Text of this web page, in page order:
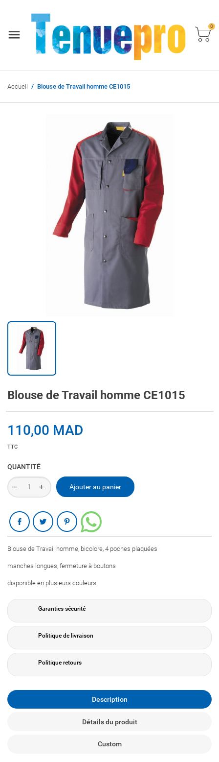
0
Accueil Blouse de Travail homme CE1015
Blouse de Travail homme CE1015
110,00 MAD
TTC
QUANTITÉ
Ajouter au panier
Partager
Blouse de Travail homme, bicolore, 4 poches plaquées
manches longues, fermeture à boutons
disponible en plusieurs couleurs
Garanties sécurité
Politique de livraison
Politique retours
Description
Détails du produit
Custom